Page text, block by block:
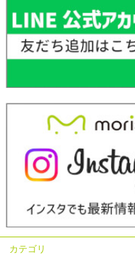
カテゴリ